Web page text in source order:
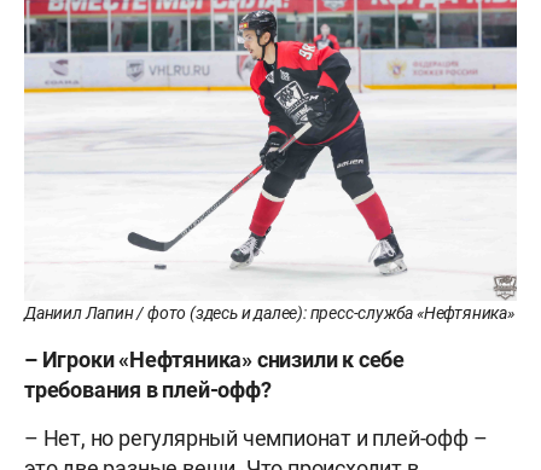
Даниил Лапин / фото (здесь и далее): пресс-служба «Нефтяника»
– Игроки «Нефтяника» снизили к себе
требования в плей-офф?
– Нет, но регулярный чемпионат и плей-офф –